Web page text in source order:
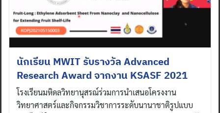
นักเรียน MWIT รับรางวัล Advanced
Research Award จากงาน KSASF 2021
โรงเรียนมหิดลวิทยานุสรณ์ร่วมการนำเสนอโครงงาน
วิทยาศาสตร์และกิจกรรมวิชาการระดับนานาชาติรูปแบบ